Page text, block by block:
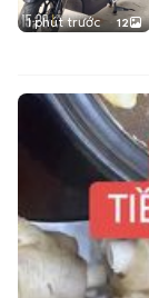
1 phút trước 12